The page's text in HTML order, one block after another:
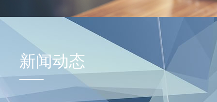
新闻动态